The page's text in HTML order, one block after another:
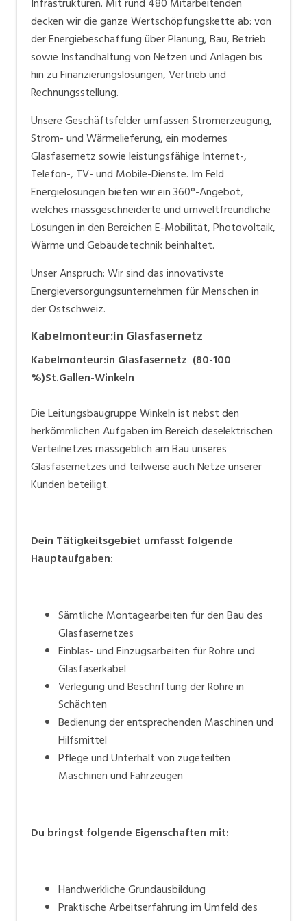
entsprechenden Investitionen. Weiter baut die SAK
für ihre Kunden ein Glasfasernetz für die schnelle
Datenübertragung auf.
Mit rund 400 Mitarbeitenden deckt die SAK die ganze
Wertschöpfungskette ab: Von der
Energiebeschaffung über Planung, Bau, Betrieb sowie
Instandhaltung von Netzen und Anlagen bis hin zu
Vertrieb und Rechnungsstellung.
decken wir die ganze Wertschöpfungskette ab: von
der Energiebeschaffung über Planung, Bau, Betrieb
sowie Instandhaltung von Netzen und Anlagen bis
hin zu Finanzierungslösungen, Vertrieb und
Rechnungsstellung.
Unsere Geschäftsfelder umfassen Stromerzeugung,
Strom- und Wärmelieferung, ein modernes
Glasfasernetz sowie leistungsfähige Internet-,
Telefon-, TV- und Mobile-Dienste. Im Feld
Energielösungen bieten wir ein 360°-Angebot,
welches massgeschneiderte und umweltfreundliche
Lösungen in den Bereichen E-Mobilität, Photovoltaik,
Wärme und Gebäudetechnik beinhaltet.
Unser Anspruch: Wir sind das innovativste
Energieversorgungsunternehmen für Menschen in
der Ostschweiz.
Kabelmonteur:in Glasfasernetz
Kabelmonteur:in Glasfasernetz (80-100
%)St.Gallen-Winkeln
Die Leitungsbaugruppe Winkeln ist nebst den
herkömmlichen Aufgaben im Bereich deselektrischen
Verteilnetzes massgeblich am Bau unseres
Glasfasernetzes und teilweise auch Netze unserer
Kunden beteiligt.
Dein Tätigkeitsgebiet umfasst folgende
Hauptaufgaben:
Sämtliche Montagearbeiten für den Bau des
Glasfasernetzes
Einblas- und Einzugsarbeiten für Rohre und
Glasfaserkabel
Verlegung und Beschriftung der Rohre in
Schächten
Bedienung der entsprechenden Maschinen und
Hilfsmittel
Pflege und Unterhalt von zugeteilten
Maschinen und Fahrzeugen
Du bringst folgende Eigenschaften mit:
Handwerkliche Grundausbildung
Praktische Arbeitserfahrung im Umfeld des